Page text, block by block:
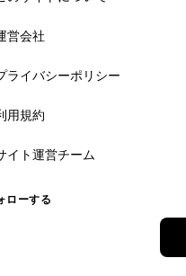
営会社
ライバシーポリシー
用規約
イト運営チーム
ローする